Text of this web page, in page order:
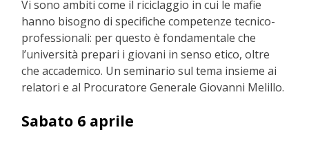
Vi sono ambiti come il riciclaggio in cui le mafie
hanno bisogno di specifiche competenze tecnico-
professionali: per questo è fondamentale che
l’università prepari i giovani in senso etico, oltre
che accademico. Un seminario sul tema insieme ai
relatori e al Procuratore Generale Giovanni Melillo.
Sabato 6 aprile